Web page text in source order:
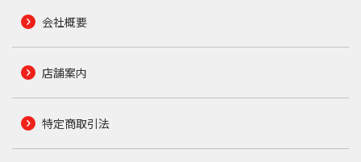
会社概要
店舗案内
特定商取引法